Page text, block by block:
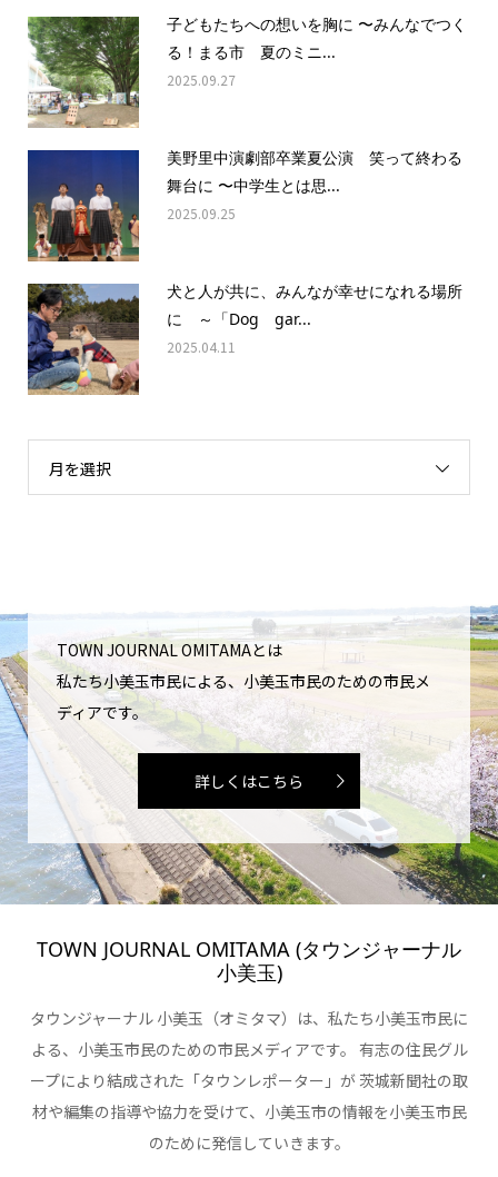
子どもたちへの想いを胸に 〜みんなでつく
る！まる市 夏のミニ...
2025.09.27
美野里中演劇部卒業夏公演 笑って終わる
舞台に 〜中学生とは思...
2025.09.25
犬と人が共に、みんなが幸せになれる場所
に ～「Dog gar...
2025.04.11
月を選択
TOWN JOURNAL OMITAMAとは
私たち小美玉市民による、小美玉市民のための市民メ
ディアです。
詳しくはこちら
TOWN JOURNAL OMITAMA (タウンジャーナル
小美玉)
タウンジャーナル 小美玉（オミタマ）は、私たち小美玉市民に
よる、小美玉市民のための市民メディアです。 有志の住民グル
ープにより結成された「タウンレポーター」が 茨城新聞社の取
材や編集の指導や協力を受けて、小美玉市の情報を小美玉市民
のために発信していきます。